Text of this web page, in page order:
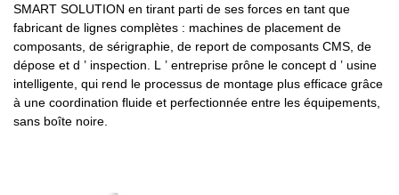
SMART SOLUTION en tirant parti de ses forces en tant que
fabricant de lignes complètes : machines de placement de
composants, de sérigraphie, de report de composants CMS, de
dépose et d ’ inspection. L ’ entreprise prône le concept d ’ usine
intelligente, qui rend le processus de montage plus efficace grâce
à une coordination fluide et perfectionnée entre les équipements,
sans boîte noire.